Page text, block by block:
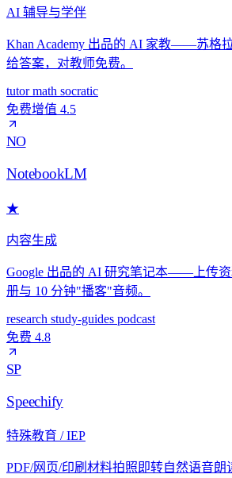
AI 辅导与学伴
Khan Academy 出品的 AI 家教——苏格
给答案，对教师免费。
tutormath socratic
免费增值 4.5
NO
NotebookLM
★
内容生成
Google 出品的 AI 研究笔记本——上传
册与 10 分钟"播客"音频。
research study-guides podcast
免费 4.8
SP
Speechify
特殊教育 / IEP
PDF/网页/印刷材料拍照即转自然语音朗